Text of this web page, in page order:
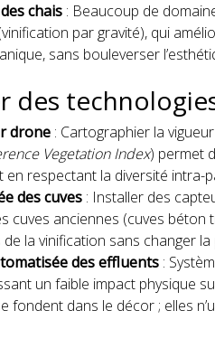
chais : Beaucoup de
par gravité), qui
sans bouleverser
des
drone : Cartographier la
Vegetation Index) permet
en respectant la diversité intra-
des cuves : Installer des
cuves anciennes (cuves
la vinification sans changer
des effluents :
un faible impact physique
fondent dans le décor ; elles